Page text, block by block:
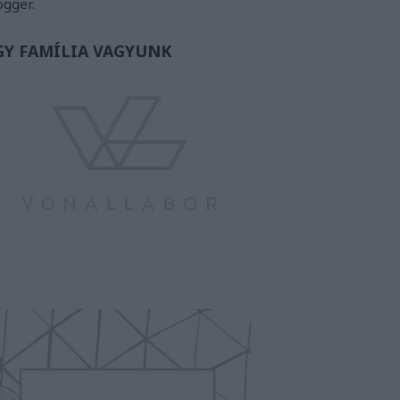
FAMÍLIA VAGYUNK